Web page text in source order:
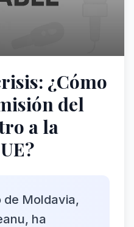
¿Cómo
del
a la
de Moldavia,
ha